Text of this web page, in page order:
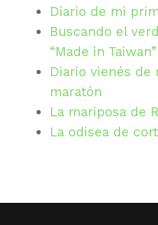
Diario de mi
Buscando el
“Made in Taiwan”
Diario vienés
maratón
La mariposa de
La odisea de